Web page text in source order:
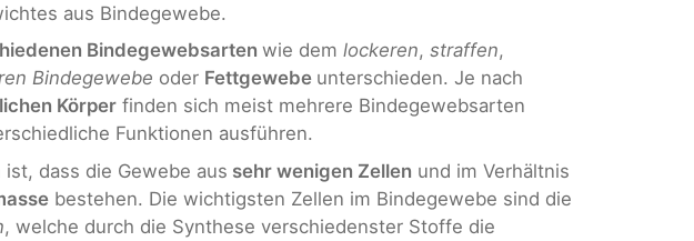
aus Bindegewebe.
Bindegewebsarten wie dem lockeren, straffen,
Bindegewebe oder Fettgewebe unterschieden. Je nach
Körper finden sich meist mehrere Bindegewebsarten
Funktionen ausführen.
dass die Gewebe aus sehr wenigen Zellen und im Verhältnis
bestehen. Die wichtigsten Zellen im Bindegewebe sind die
, welche durch die Synthese verschiedenster Stoffe die